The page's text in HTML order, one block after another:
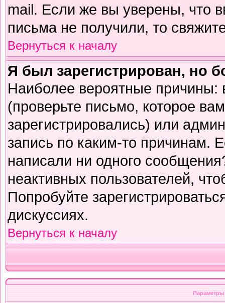
mail. Если же вы уверены, что
письма не получили, то
Вернуться к началу
Я был зарегистрирован, но
Наиболее вероятные причины:
(проверьте письмо, которое
зарегистрировались) или
запись по каким-то причинам.
написали ни одного
неактивных пользователей,
Попробуйте
дискуссиях.
Вернуться к началу
Параметры